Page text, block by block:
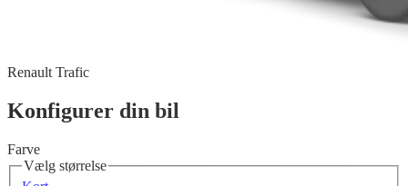
Renault Trafic
Konfigurer din bil
Farve
Vælg størrelse